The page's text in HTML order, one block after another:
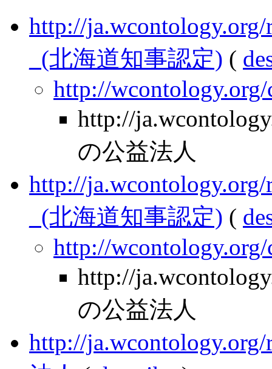
http://
_(北海道知事認定) (
http://wcontology.org/
http://
の公益法人
http://
_(北海道知事認定) (
http://wcontology.org/
http://
の公益法人
http://